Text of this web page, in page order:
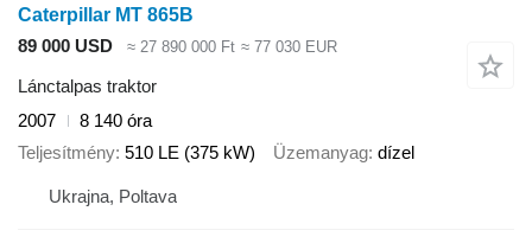
Caterpillar MT 865B
89 000 USD
≈ 27 890 000 Ft ≈ 77 030 EUR
Lánctalpas traktor
2007
8 140 óra
Teljesítmény 510 LE (375 kW) Üzemanyag dízel
Ukrajna, Poltava